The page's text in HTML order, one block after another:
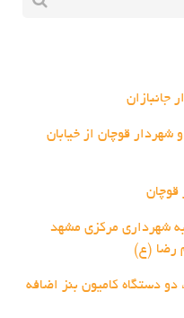
جانبازان
شهردار قوچان از خیابان
قوچان
به شهرداری مرکزی مشهد
رضا (ع)
دو دستگاه کامیون بنز اضافه